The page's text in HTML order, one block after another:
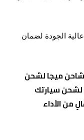
الجودة لضمان
ميجا لشحن
لشحن سيارتك
من الأداء